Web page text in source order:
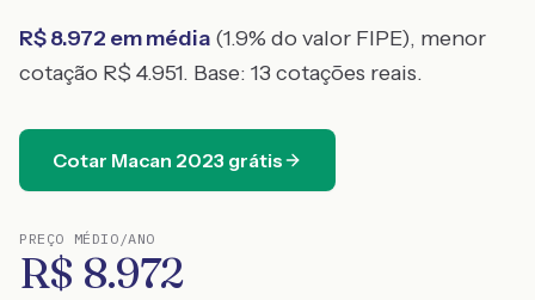
R$8.972 em média (1.9% do valor FIPE), menor
cotação R$ 4.951. Base: 13 cotações reais.
Cotar Macan 2023 grátis
PREÇO MÉDIO/ANO
R$ 8.972